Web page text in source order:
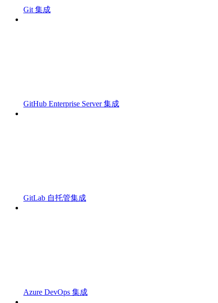
Git 集成
GitHub Enterprise Server 集成
GitLab 自托管集成
Azure DevOps 集成